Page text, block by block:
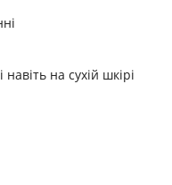
на сухій шкірі